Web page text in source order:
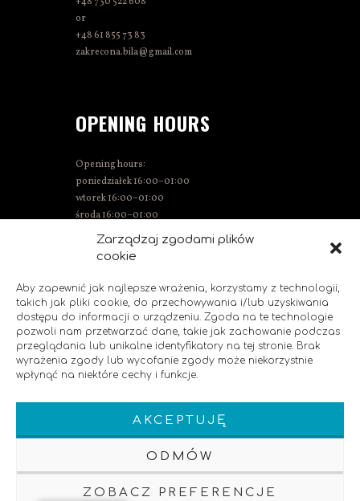
Zarządzaj zgodami plików
cookie
Aby zapewnić jak najlepsze wrażenia, korzystamy z technologii,
takich jak pliki cookie, do przechowywania i/lub uzyskiwania
dostępu do informacji o urządzeniu. Zgoda na te technologie
pozwoli nam przetwarzać dane, takie jak zachowanie podczas
przeglądania lub unikalne identyfikatory na tej stronie. Brak
wyrażenia zgody lub wycofanie zgody może niekorzystnie
wpłynąć na niektóre cechy i funkcje.
AKCEPTUJĘ
ODMÓW
ZOBACZ PREFERENCJE
or
+48 61 855 73 83
zakrecona.bila@gmail.com
OPENING HOURS
Opening hours:
poniedziałek 16:00–01:00
wtorek 16:00–01:00
środa 16:00–01:00
Thursday 15:00–01:00
Friday 15:00–02:00
Sunday 14:00–00:00
SOCIAL MEDIA